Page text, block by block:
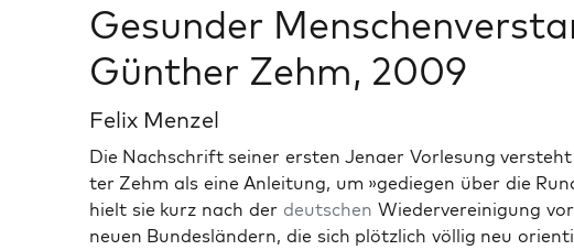
Gesunder
Günther Zehm, 2009
Felix Menzel
Die Nach­schrift sein­er ersten Jenaer Vor­lesung
ter Zehm als eine Anleitung, um »gediegen über die
hielt sie kurz nach der deutschen Wiedervere­ini­gung
neuen Bun­deslän­dern, die sich plöt­zlich völ­lig neu